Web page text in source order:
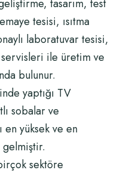
tasarım, test
tesisi, ısıtma
laboratuvar tesisi,
servisleri ile üretim ve
bulunur.
yaptığı TV
sobalar ve
en yüksek ve en
sektöre